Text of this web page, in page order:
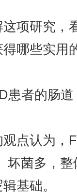
项研究，
哪些实用
者的肠道
点认为，
坏菌多，
基础。